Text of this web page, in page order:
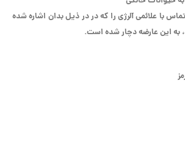
با علائمی آلرژی را که در در ذیل بدان اشاره شده
به این عارضه دچار شده است.